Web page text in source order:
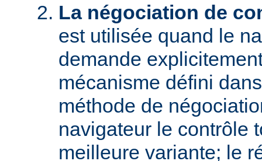
La négociation de
est utilisée quand le
demande
mécanisme défini
méthode de
navigateur le contrôle
meilleure variante; le